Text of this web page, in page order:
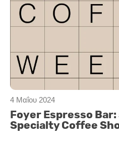
4 Μαΐου 2024
Foyer Espresso Bar:
Specialty Coffee